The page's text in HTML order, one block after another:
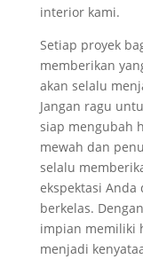
interior kami.
Setiap proyek
memberikan
akan selalu
Jangan ragu
siap mengubah
mewah dan
selalu
ekspektasi
berkelas.
impian memiliki
menjadi